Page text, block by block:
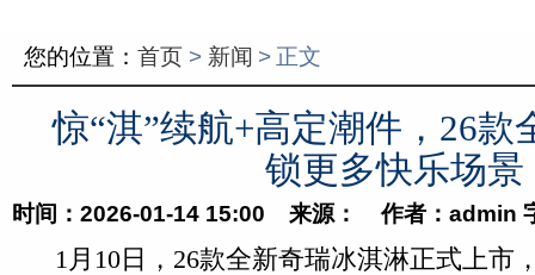
您的位置： 首页 > 新闻 > 正文
惊“淇”续航+高定潮件，26款
锁更多快乐场景
时间：2026-01-14 15:00 来源： 作者：admin
1月10日，26款全新奇瑞冰淇淋正式上市